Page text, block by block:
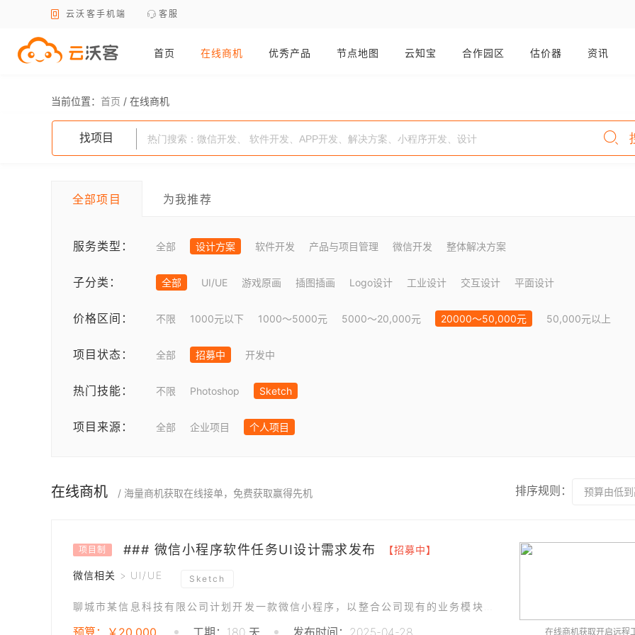
云沃客手机端 客服
首页 在线商机 优秀产品 节点地图 云知宝 合作园区 估价器 资讯
当前位置： 首页 / 在线商机
找项目
全部项目 为我推荐
服务类型： 全部 设计方案 软件开发 产品与项目管理 微信开发 整体解决方案
子分类： 全部 UI/UE 游戏原画 插图插画 Logo设计 工业设计 交互设计 平面设计
价格区间： 不限 1000元以下 1000～5000元 5000～20,000元 20000～50,000元 50,000元以上
项目状态： 全部 招募中 开发中
热门技能： 不限 Photoshop Sketch
项目来源： 全部 企业项目 个人项目
在线商机 / 海量商机获取在线接单，免费获取赢得先机 排序规则： 预算由低
项目制 ### 微信小程序软件任务UI设计需求发布 【招募中】
微信相关 > UI/UE Sketch
预算：￥20,000 工期：180 天 发布时间：2025-04-28 在线商机获取开启远程